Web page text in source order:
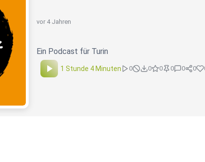
vor 4 Jahren
Ein Podcast für Turin
1 Stunde 4 Minuten 0 0 0 0 0 0